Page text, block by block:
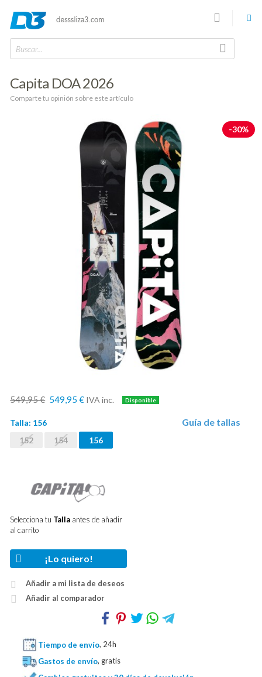
Buscar...
Capita DOA 2026
Comparte tu opinión sobre este artículo
-30%
549,95 € 549,95 € IVA inc.
Talla: 156 Guía de tallas
152 154 156
Selecciona tu Talla antes de añadir
al carrito
¡Lo quiero!
Añadir a mi lista de deseos
Añadir al comparador
Tiempo de envío, 24h
Gastos de envío, gratis